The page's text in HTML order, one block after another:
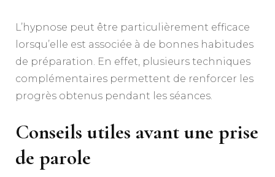
L’hypnose peut être particulièrement efficace
lorsqu’elle est associée à de bonnes habitudes
de préparation. En effet, plusieurs techniques
complémentaires permettent de renforcer les
progrès obtenus pendant les séances.
Conseils utiles avant une prise
de parole